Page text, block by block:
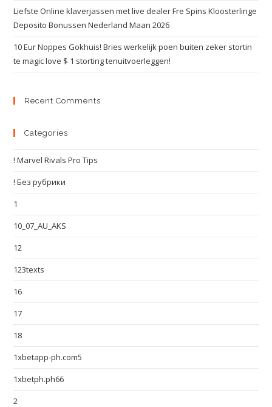
Liefste Online klaverjassen met live dealer Fre Spins Kloosterlinge
Deposito Bonussen Nederland Maan 2026
10 Eur Noppes Gokhuis! Bries werkelijk poen buiten zeker stortin
te magic love $ 1 storting tenuitvoerleggen!
Recent Comments
Categories
! Marvel Rivals Pro Tips
! Без рубрики
1
10_07_AU_AKS
12
123texts
16
17
18
1xbetapp-ph.com5
1xbetph.ph66
2